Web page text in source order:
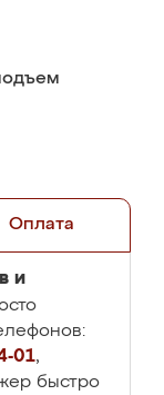
Оплата
и
01,
быстро